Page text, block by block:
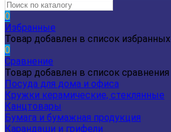
0
Избранные
Товар добавлен в список избранных
0
Сравнение
Товар добавлен в список сравнения
Посуда для дома и офиса
Кружки керамические, стеклянные
Канцтовары
Бумага и бумажная продукция
Карандаши и грифели